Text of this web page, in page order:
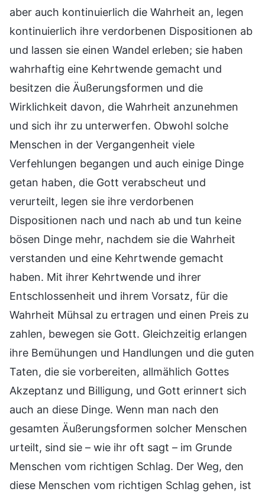
aber auch kontinuierlich die Wahrheit an, legen
kontinuierlich ihre verdorbenen Dispositionen ab
und lassen sie einen Wandel erleben; sie haben
wahrhaftig eine Kehrtwende gemacht und
besitzen die Äußerungsformen und die
Wirklichkeit davon, die Wahrheit anzunehmen
und sich ihr zu unterwerfen. Obwohl solche
Menschen in der Vergangenheit viele
Verfehlungen begangen und auch einige Dinge
getan haben, die Gott verabscheut und
verurteilt, legen sie ihre verdorbenen
Dispositionen nach und nach ab und tun keine
bösen Dinge mehr, nachdem sie die Wahrheit
verstanden und eine Kehrtwende gemacht
haben. Mit ihrer Kehrtwende und ihrer
Entschlossenheit und ihrem Vorsatz, für die
Wahrheit Mühsal zu ertragen und einen Preis zu
zahlen, bewegen sie Gott. Gleichzeitig erlangen
ihre Bemühungen und Handlungen und die guten
Taten, die sie vorbereiten, allmählich Gottes
Akzeptanz und Billigung, und Gott erinnert sich
auch an diese Dinge. Wenn man nach den
gesamten Äußerungsformen solcher Menschen
urteilt, sind sie – wie ihr oft sagt – im Grunde
Menschen vom richtigen Schlag. Der Weg, den
diese Menschen vom richtigen Schlag gehen, ist